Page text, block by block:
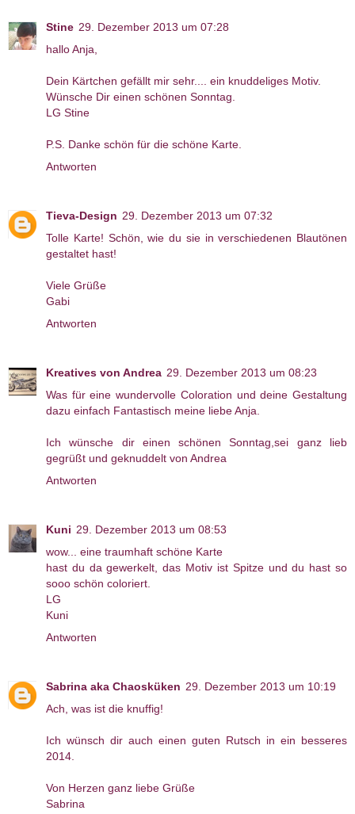
Stine 29. Dezember 2013 um 07:28
hallo Anja,
Dein Kärtchen gefällt mir sehr.... ein knuddeliges Motiv.
Wünsche Dir einen schönen Sonntag.
LG Stine
P.S. Danke schön für die schöne Karte.
Antworten
Tieva-Design 29. Dezember 2013 um 07:32
Tolle Karte! Schön, wie du sie in verschiedenen Blautönen
gestaltet hast!
Viele Grüße
Gabi
Antworten
Kreatives von Andrea 29. Dezember 2013 um 08:23
Was für eine wundervolle Coloration und deine Gestaltung
dazu einfach Fantastisch meine liebe Anja.
Ich wünsche dir einen schönen Sonntag,sei ganz lieb
gegrüßt und geknuddelt von Andrea
Antworten
Kuni 29. Dezember 2013 um 08:53
wow... eine traumhaft schöne Karte
hast du da gewerkelt, das Motiv ist Spitze und du hast so
sooo schön coloriert.
LG
Kuni
Antworten
Sabrina aka Chaosküken 29. Dezember 2013 um 10:19
Ach, was ist die knuffig!
Ich wünsch dir auch einen guten Rutsch in ein besseres
2014.
Von Herzen ganz liebe Grüße
Sabrina